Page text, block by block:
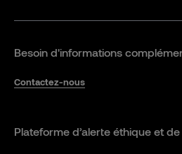
Besoin d'informations
Contactez-nous
Plateforme d’alerte éthique et